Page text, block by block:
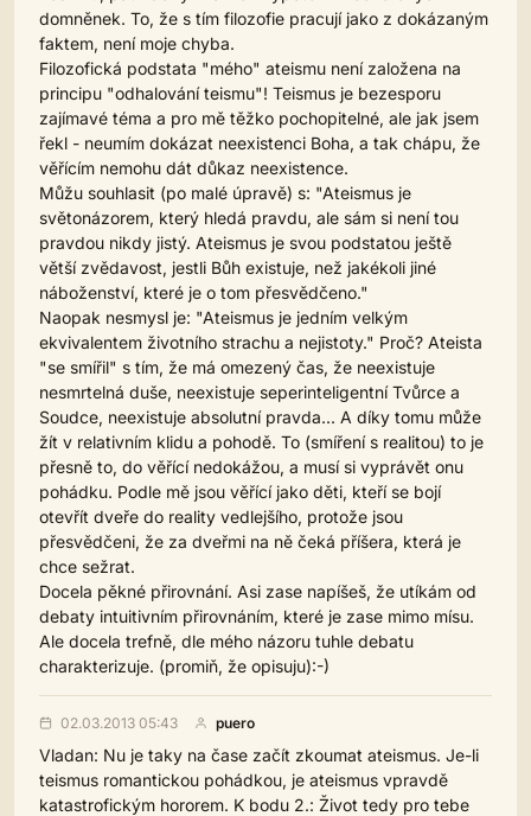
domněnek. To, že s tím filozofie pracují jako z dokázaným
faktem, není moje chyba.
Filozofická podstata "mého" ateismu není založena na
principu "odhalování teismu"! Teismus je bezesporu
zajímavé téma a pro mě těžko pochopitelné, ale jak jsem
řekl - neumím dokázat neexistenci Boha, a tak chápu, že
věřícím nemohu dát důkaz neexistence.
Můžu souhlasit (po malé úpravě) s: "Ateismus je
světonázorem, který hledá pravdu, ale sám si není tou
pravdou nikdy jistý. Ateismus je svou podstatou ještě
větší zvědavost, jestli Bůh existuje, než jakékoli jiné
náboženství, které je o tom přesvědčeno."
Naopak nesmysl je: "Ateismus je jedním velkým
ekvivalentem životního strachu a nejistoty." Proč? Ateista
"se smířil" s tím, že má omezený čas, že neexistuje
nesmrtelná duše, neexistuje seperinteligentní Tvůrce a
Soudce, neexistuje absolutní pravda... A díky tomu může
žít v relativním klidu a pohodě. To (smíření s realitou) to je
přesně to, do věřící nedokážou, a musí si vyprávět onu
pohádku. Podle mě jsou věřící jako děti, kteří se bojí
otevřít dveře do reality vedlejšího, protože jsou
přesvědčeni, že za dveřmi na ně čeká příšera, která je
chce sežrat.
Docela pěkné přirovnání. Asi zase napíšeš, že utíkám od
debaty intuitivním přirovnáním, které je zase mimo mísu.
Ale docela trefně, dle mého názoru tuhle debatu
charakterizuje. (promiň, že opisuju):-)
02.03.2013 05:43 puero
Vladan: Nu je taky na čase začít zkoumat ateismus. Je-li
teismus romantickou pohádkou, je ateismus vpravdě
katastrofickým hororem. K bodu 2.: Život tedy pro tebe